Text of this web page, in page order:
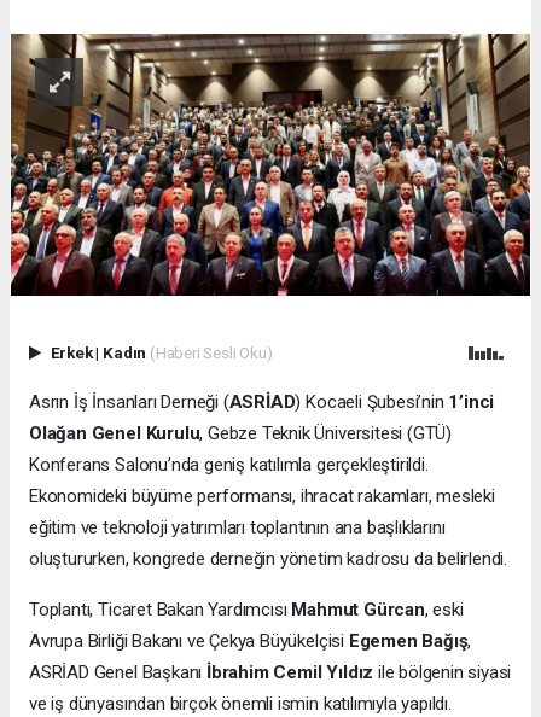
Erkek| Kadın (Haberi Sesli Oku)
Asrın İş İnsanları Derneği (ASRİAD) Kocaeli Şubesi’nin 1’inci
Olağan Genel Kurulu, Gebze Teknik Üniversitesi (GTÜ)
Konferans Salonu’nda geniş katılımla gerçekleştirildi.
Ekonomideki büyüme performansı, ihracat rakamları, mesleki
eğitim ve teknoloji yatırımları toplantının ana başlıklarını
oluştururken, kongrede derneğin yönetim kadrosu da belirlendi.
Toplantı, Ticaret Bakan Yardımcısı Mahmut Gürcan, eski
Avrupa Birliği Bakanı ve Çekya Büyükelçisi Egemen Bağış,
ASRİAD Genel Başkanı İbrahim Cemil Yıldız ile bölgenin siyasi
ve iş dünyasından birçok önemli ismin katılımıyla yapıldı.